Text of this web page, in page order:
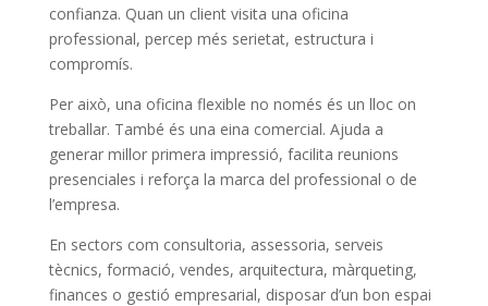
confianza. Quan un client visita una oficina
professional, percep més serietat, estructura i
compromís.
Per això, una oficina flexible no només és un lloc on
treballar. També és una eina comercial. Ajuda a
generar millor primera impressió, facilita reunions
presenciales i reforça la marca del professional o de
l’empresa.
En sectors com consultoria, assessoria, serveis
tècnics, formació, vendes, arquitectura, màrqueting,
finances o gestió empresarial, disposar d’un bon espai